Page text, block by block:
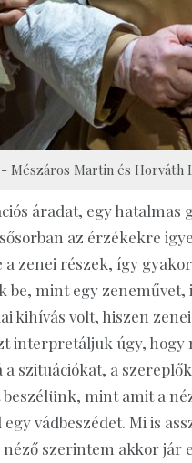
Mészáros Martin és
áradat, egy
az érzékekre
a zenei részek, így
mint egy
kihívás volt, hiszen
interpretáljuk úgy, hogy
szituációkat, a
mint amit a
vádbeszédet. Mi is
szerintem akkor jár